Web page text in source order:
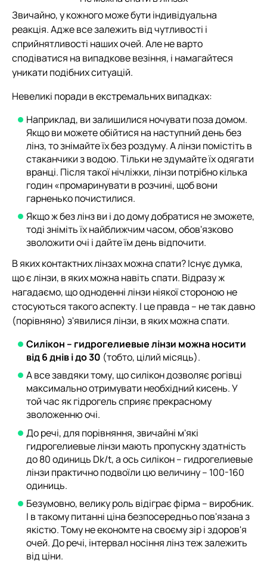
Звичайно, у кожного може бути індивідуальна
реакція. Адже все залежить від чутливості і
сприйнятливості наших очей. Але не варто
сподіватися на випадкове везіння, і намагайтеся
уникати подібних ситуацій.
Невеликі поради в екстремальних випадках:
Наприклад, ви залишилися ночувати поза домом.
Якщо ви можете обійтися на наступний день без
лінз, то знімайте їх без роздуму. А лінзи помістіть в
стаканчики з водою. Тільки не здумайте їх одягати
вранці. Після такої нічліжки, лінзи потрібно кілька
годин «промаринувати в розчині, щоб вони
гарненько почистилися.
Якщо ж без лінз ви і до дому добратися не зможете,
тоді зніміть їх найближчим часом, обов'язково
зволожити очі і дайте їм день відпочити.
В яких контактних лінзах можна спати? Існує думка,
що є лінзи, в яких можна навіть спати. Відразу ж
нагадаємо, що одноденні лінзи ніякої стороною не
стосуються такого аспекту. І це правда – не так давно
(порівняно) з'явилися лінзи, в яких можна спати.
Силікон – гидрогелиевые лінзи можна носити
від 6 днів і до 30 (тобто, цілий місяць).
А все завдяки тому, що силікон дозволяє рогівці
максимально отримувати необхідний кисень. У
той час як гідрогель сприяє прекрасному
зволоженню очі.
До речі, для порівняння, звичайні м'які
гидрогелиевые лінзи мають пропускну здатність
до 80 одиниць Dk/t, а ось силікон – гидрогелиевые
лінзи практично подвоїли цю величину – 100-160
одиниць.
Безумовно, велику роль відіграє фірма – виробник.
І в такому питанні ціна безпосередньо пов'язана з
якістю. Тому не економте на своєму зір і здоров'я
очей. До речі, інтервал носіння лінз теж залежить
від ціни.